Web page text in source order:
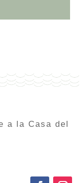
a la Casa del